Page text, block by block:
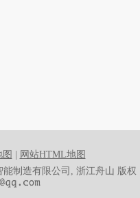
网站HTML地图
能制造有限公司, 浙江舟山 版权